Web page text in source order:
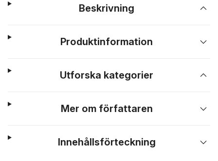
Beskrivning
Produktinformation
Utforska kategorier
Mer om författaren
Innehållsförteckning